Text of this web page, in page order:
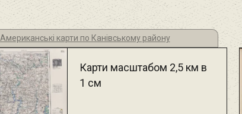
Американські карти по Канівському району
Карти масштабом 2,5 км в
1 см